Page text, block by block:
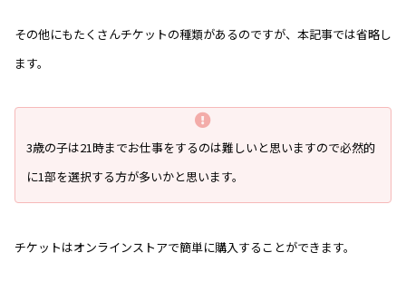
その他にもたくさんチケットの種類があるのですが、本記事では省略し
ます。
3歳の子は21時までお仕事をするのは難しいと思いますので必然的
に1部を選択する方が多いかと思います。
チケットはオンラインストアで簡単に購入することができます。